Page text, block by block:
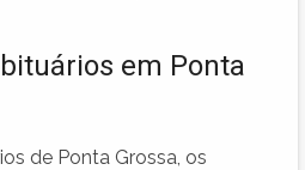
em Ponta
de Ponta Grossa, os